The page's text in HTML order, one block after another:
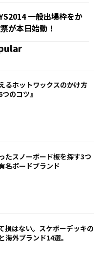
一般出場枠をか
が本日始動！
るホットワックスのかけ方
つのコツ』
たスノーボード板を探す3つ
名ボードブランド
損はない。スケボーデッキの
海外ブランド14選。